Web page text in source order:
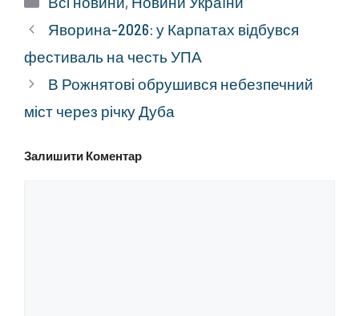
Яворина-2026: у Карпатах відбувся
фестиваль на честь УПА
В Рожнятові обрушився небезпечний
міст через річку Дуба
Залишити Коментар